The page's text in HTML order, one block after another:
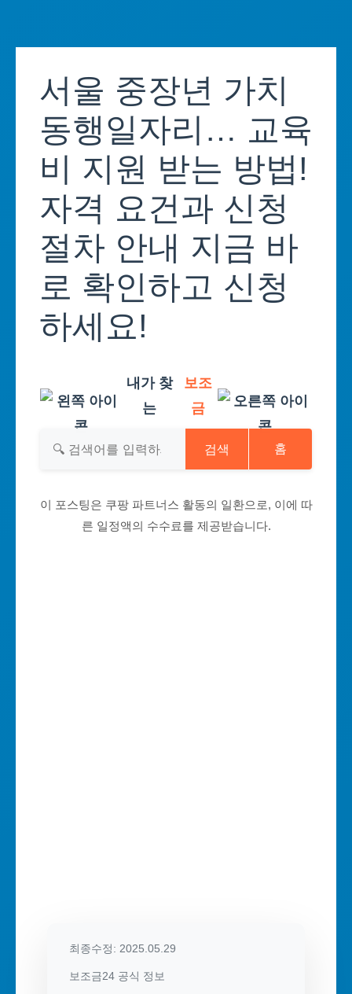
content서울 중장년 가치
동행일자리… 교육
비 지원 받는 방법!
자격 요건과 신청
절차 안내 지금 바
로 확인하고 신청
하세요!
내가 찾
는
보조
금
검색 홈
이 포스팅은 쿠팡 파트너스 활동의 일환으로, 이에 따
른 일정액의 수수료를 제공받습니다.
최종수정: 2025.05.29
보조금24 공식 정보